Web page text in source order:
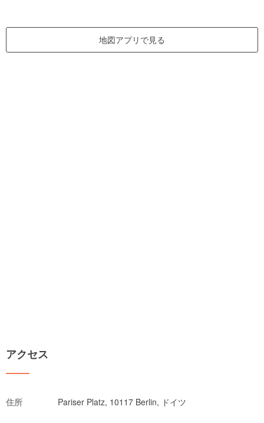
地図アプリで見る
アクセス
住所 Pariser Platz, 10117 Berlin, ドイツ